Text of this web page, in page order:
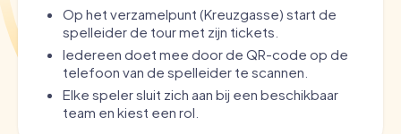
Op het verzamelpunt (Kreuzgasse) start de
spelleider de tour met zijn tickets.
Iedereen doet mee door de QR-code op de
telefoon van de spelleider te scannen.
Elke speler sluit zich aan bij een beschikbaar
team en kiest een rol.